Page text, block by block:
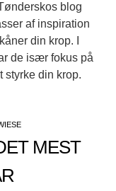
blog
af inspiration
din krop. I
de især fokus på
styrke din krop.
MEST